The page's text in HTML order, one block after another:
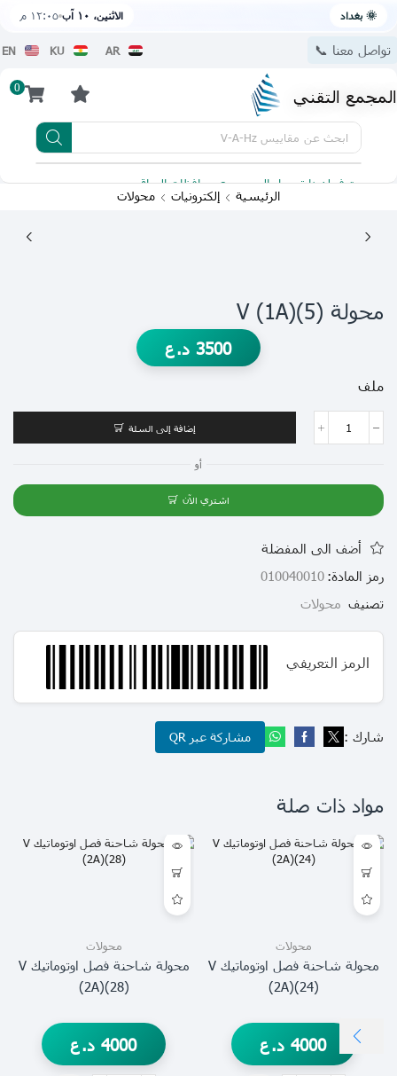
🌞 بغداد الاثنين، ١٠ آب ١٢:٠٥ م
تواصل معنا 📞 AR
KU
EN
المجمع التقني 0
ابحث عن مقاييس V-A-Hz
يتوفر لدينا توصيل الى جميع محافظات العراق
الرئيسية إلكترونيات محولات
محولة V (1A)(5)
3500 د.ع
ملف
إضافة إلى السلة
أو
اشتري الآن
أضف الى المفضلة
رمز المادة: 010040010
تصنيف محولات
الرمز التعريفي
شارك : مشاركة عبر QR
مواد ذات صلة
محولات
محولة شاحنة فصل اوتوماتيك V
(2A)(24)
4000 د.ع
محولات
محولة شاحنة فصل اوتوماتيك V
(2A)(28)
4000 د.ع